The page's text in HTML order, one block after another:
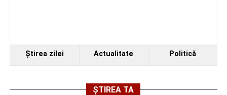
Ştirea zilei Actualitate Politică
ȘTIREA TA